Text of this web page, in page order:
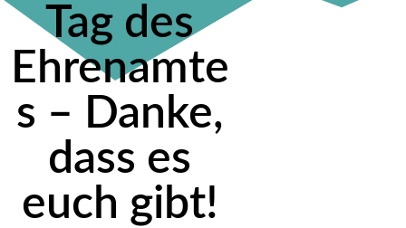
Tag des
Ehrenamte
s – Danke,
dass es
euch gibt!